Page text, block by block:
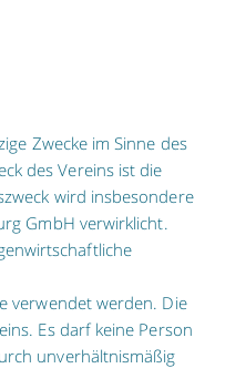
Zwecke im Sinne des
des Vereins ist die
wird insbesondere
GmbH verwirklicht.
verwendet werden. Die
Es darf keine Person
unverhältnismäßig